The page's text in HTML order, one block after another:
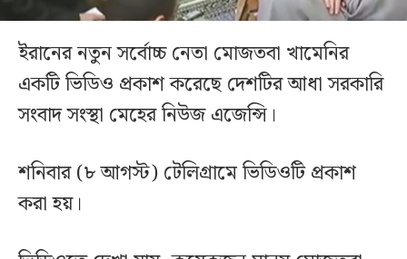
ইরানের নতুন সর্বোচ্চ নেতা মোজতবা খামেনির
একটি ভিডিও প্রকাশ করেছে দেশটির আধা সরকারি
সংবাদ সংস্থা মেহের নিউজ এজেন্সি।
শনিবার (৮ আগস্ট) টেলিগ্রামে ভিডিওটি প্রকাশ
করা হয়।